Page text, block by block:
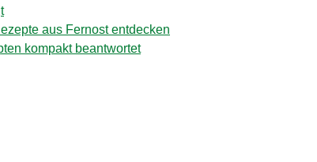
aus Fernost entdecken
kompakt beantwortet